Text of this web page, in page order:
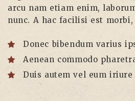
arcu nam etiam enim,
nunc. A hac facilisi est morbi,
Donec bibendum varius
Aenean commodo
Duis autem vel eum iriure